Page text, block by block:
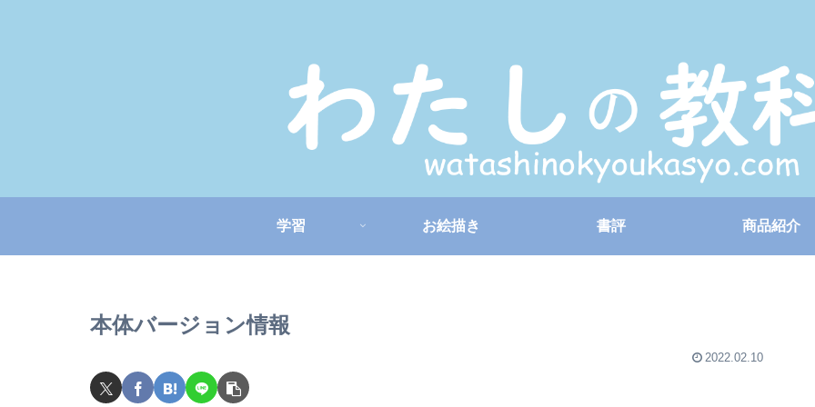
学習 お絵描き 書評 商品紹介
本体バージョン情報
2022.02.10